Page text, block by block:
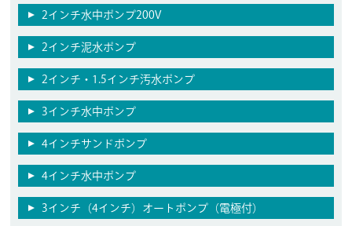
2インチ水中ポンプ200V
2インチ泥水ポンプ
2インチ・1.5インチ汚水ポンプ
3インチ水中ポンプ
4インチサンドポンプ
4インチ水中ポンプ
3インチ（4インチ）オートポンプ（電極付）